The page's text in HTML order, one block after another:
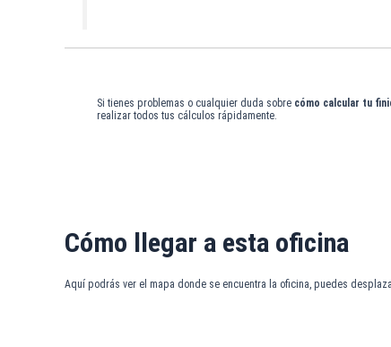
Si tienes problemas o cualquier duda sobre cómo calcular tu
realizar todos tus cálculos rápidamente.
Cómo llegar a esta oficina
Aquí podrás ver el mapa donde se encuentra la oficina, puedes